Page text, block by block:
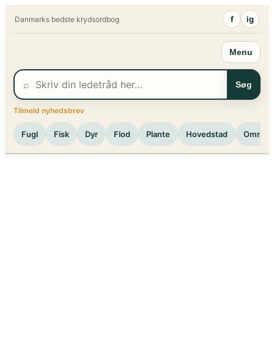
Danmarks bedste krydsordbog f ig
Menu
⌕ Søg
Tilmeld nyhedsbrev
Fugl Fisk Dyr Flod Plante Hovedstad Område